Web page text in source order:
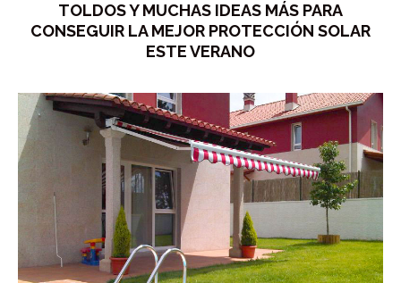
TOLDOS Y MUCHAS IDEAS MÁS PARA
CONSEGUIR LA MEJOR PROTECCIÓN SOLAR
ESTE VERANO